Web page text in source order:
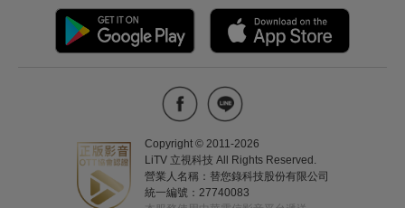
Copyright © 2011-2026
LiTV 立視科技 All Rights Reserved.
營業人名稱：替您錄科技股份有限公司
統一編號：27740083